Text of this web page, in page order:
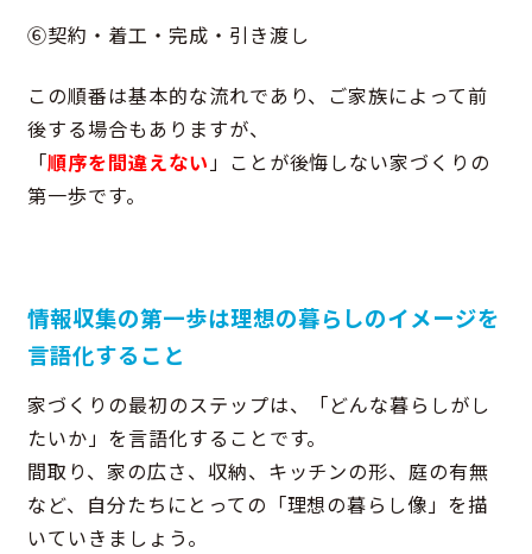
⑥契約・着工・完成・引き渡し
この順番は基本的な流れであり、ご家族によって前
後する場合もありますが、
「順序を間違えない」ことが後悔しない家づくりの
第一歩です。
情報収集の第一歩は理想の暮らしのイメージを
言語化すること
家づくりの最初のステップは、「どんな暮らしがし
たいか」を言語化することです。
間取り、家の広さ、収納、キッチンの形、庭の有無
など、自分たちにとっての「理想の暮らし像」を描
いていきましょう。